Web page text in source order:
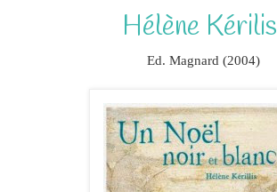
Hélène Kérilis
Ed. Magnard (2004)